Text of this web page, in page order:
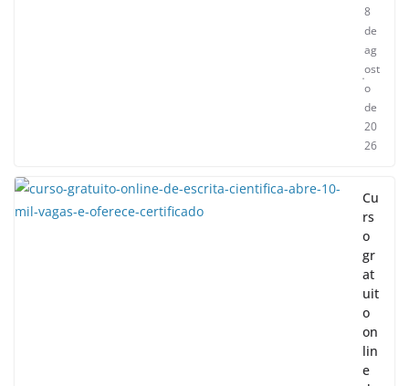
8
de
ag
ost
o
de
20
26
Cu
rs
o
gr
at
uit
o
on
lin
e